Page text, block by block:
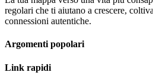
regolari che ti aiutano a crescere,
connessioni autentiche.
Argomenti popolari
Link rapidi